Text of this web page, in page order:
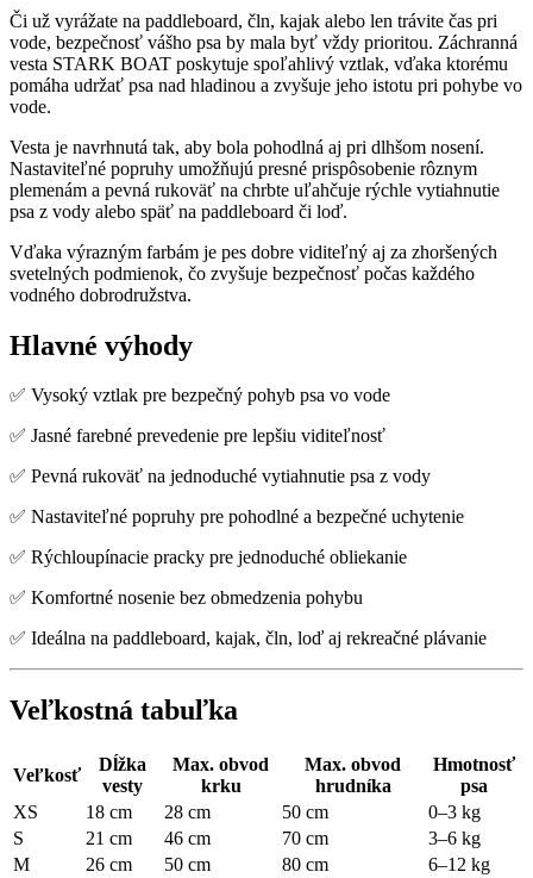
Či už vyrážate na paddleboard, čln, kajak alebo len trávite čas pri
vode, bezpečnosť vášho psa by mala byť vždy prioritou. Záchranná
vesta STARK BOAT poskytuje spoľahlivý vztlak, vďaka ktorému
pomáha udržať psa nad hladinou a zvyšuje jeho istotu pri pohybe vo
vode.
Vesta je navrhnutá tak, aby bola pohodlná aj pri dlhšom nosení.
Nastaviteľné popruhy umožňujú presné prispôsobenie rôznym
plemenám a pevná rukoväť na chrbte uľahčuje rýchle vytiahnutie
psa z vody alebo späť na paddleboard či loď.
Vďaka výrazným farbám je pes dobre viditeľný aj za zhoršených
svetelných podmienok, čo zvyšuje bezpečnosť počas každého
vodného dobrodružstva.
Hlavné výhody
✅ Vysoký vztlak pre bezpečný pohyb psa vo vode
✅ Jasné farebné prevedenie pre lepšiu viditeľnosť
✅ Pevná rukoväť na jednoduché vytiahnutie psa z vody
✅ Nastaviteľné popruhy pre pohodlné a bezpečné uchytenie
✅ Rýchloupínacie pracky pre jednoduché obliekanie
✅ Komfortné nosenie bez obmedzenia pohybu
✅ Ideálna na paddleboard, kajak, čln, loď aj rekreačné plávanie
Veľkostná tabuľka
Veľkosť
Dĺžka
vesty
Max. obvod
krku
Max. obvod
hrudníka
Hmotnosť
psa
XS
18 cm 28 cm 50 cm
0–3 kg
S
21 cm 46 cm 70 cm
3–6 kg
M
26 cm 50 cm 80 cm 6–12 kg